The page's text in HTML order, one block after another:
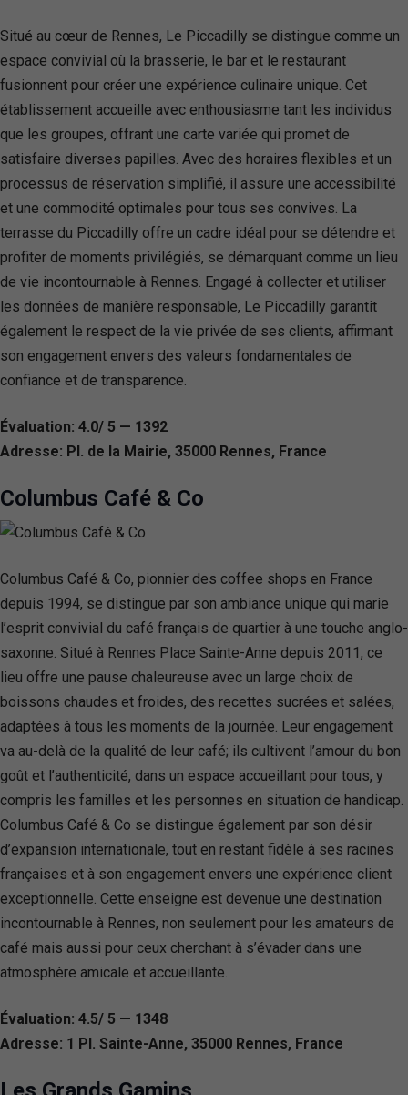
Situé au cœur de Rennes, Le Piccadilly se distingue comme un
espace convivial où la brasserie, le bar et le restaurant
fusionnent pour créer une expérience culinaire unique. Cet
établissement accueille avec enthousiasme tant les individus
que les groupes, offrant une carte variée qui promet de
satisfaire diverses papilles. Avec des horaires flexibles et un
processus de réservation simplifié, il assure une accessibilité
et une commodité optimales pour tous ses convives. La
terrasse du Piccadilly offre un cadre idéal pour se détendre et
profiter de moments privilégiés, se démarquant comme un lieu
de vie incontournable à Rennes. Engagé à collecter et utiliser
les données de manière responsable, Le Piccadilly garantit
également le respect de la vie privée de ses clients, affirmant
son engagement envers des valeurs fondamentales de
confiance et de transparence.
Évaluation: 4.0/ 5 — 1392
Adresse: Pl. de la Mairie, 35000 Rennes, France
Columbus Café & Co
Columbus Café & Co, pionnier des coffee shops en France
depuis 1994, se distingue par son ambiance unique qui marie
l’esprit convivial du café français de quartier à une touche anglo-
saxonne. Situé à Rennes Place Sainte-Anne depuis 2011, ce
lieu offre une pause chaleureuse avec un large choix de
boissons chaudes et froides, des recettes sucrées et salées,
adaptées à tous les moments de la journée. Leur engagement
va au-delà de la qualité de leur café; ils cultivent l’amour du bon
goût et l’authenticité, dans un espace accueillant pour tous, y
compris les familles et les personnes en situation de handicap.
Columbus Café & Co se distingue également par son désir
d’expansion internationale, tout en restant fidèle à ses racines
françaises et à son engagement envers une expérience client
exceptionnelle. Cette enseigne est devenue une destination
incontournable à Rennes, non seulement pour les amateurs de
café mais aussi pour ceux cherchant à s’évader dans une
atmosphère amicale et accueillante.
Évaluation: 4.5/ 5 — 1348
Adresse: 1 Pl. Sainte-Anne, 35000 Rennes, France